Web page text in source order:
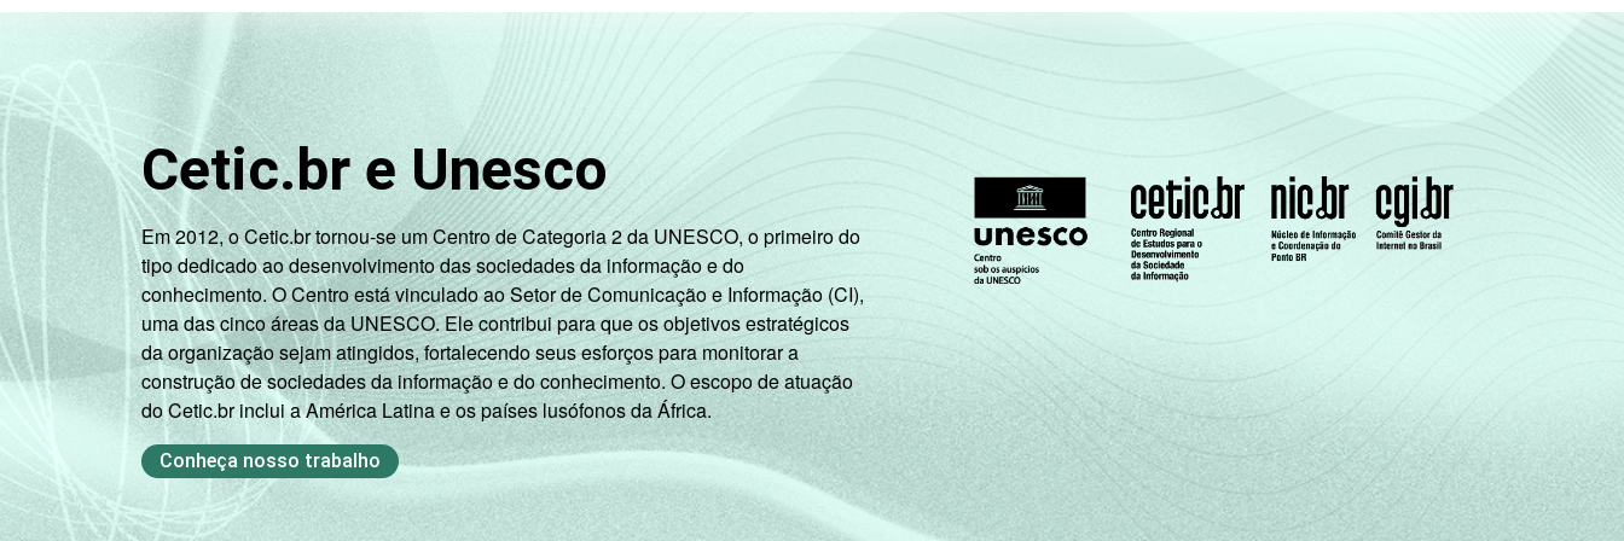
Cetic.br e Unesco
Em 2012, o Cetic.br tornou-se um Centro de Categoria 2 da UNESCO, o primeiro do
tipo dedicado ao desenvolvimento das sociedades da informação e do
conhecimento. O Centro está vinculado ao Setor de Comunicação e Informação (CI),
uma das cinco áreas da UNESCO. Ele contribui para que os objetivos estratégicos
da organização sejam atingidos, fortalecendo seus esforços para monitorar a
construção de sociedades da informação e do conhecimento. O escopo de atuação
do Cetic.br inclui a América Latina e os países lusófonos da África.
Conheça nosso trabalho